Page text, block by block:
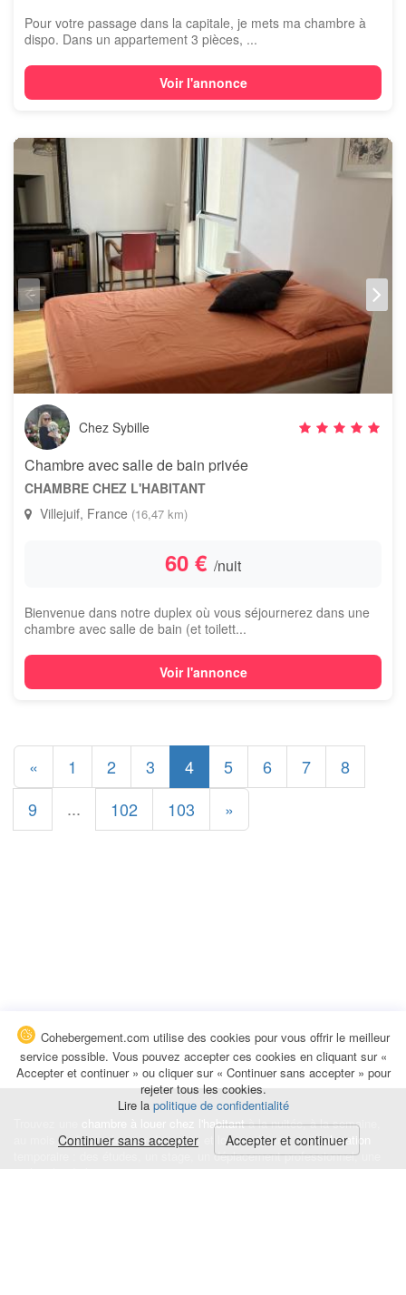
Pour votre passage dans la capitale, je mets ma chambre à
dispo. Dans un appartement 3 pièces, ...
Voir l'annonce
Chez Sybille
Chambre avec salle de bain privée
CHAMBRE CHEZ L'HABITANT
Villejuif, France (16,47 km)
60 € /nuit
Bienvenue dans notre duplex où vous séjournerez dans une
chambre avec salle de bain (et toilett...
Voir l'annonce
« 1 2 3 4 5 6 7
8
9
... 102 103 »
chambre à louer chez l'habitantà la nuitée, à la semaine,
au mois ou à l'année pour de courts et longs séjours, unecolocation
temporaire : des études, un stage, un déplacement professionnel, une
Cohebergement.com utilise des cookies pour vous offrir le meilleur
service possible. Vous pouvez accepter ces cookies en cliquant sur «
Accepter et continuer » ou cliquer sur « Continuer sans accepter » pour
rejeter tous les cookies.
Lire la politique de confidentialité
Continuer sans accepter Accepter et continuer